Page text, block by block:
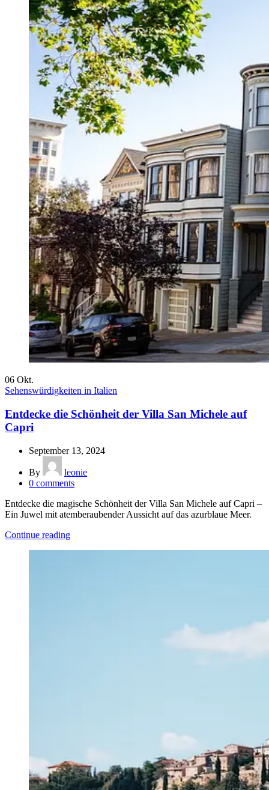
06 Okt.
Sehenswürdigkeiten in Italien
Entdecke die Schönheit der Villa San Michele auf
Capri
September 13, 2024
By
leonie
0 comments
Entdecke die magische Schönheit der Villa San Michele auf Capri –
Ein Juwel mit atemberaubender Aussicht auf das azurblaue Meer.
Continue reading